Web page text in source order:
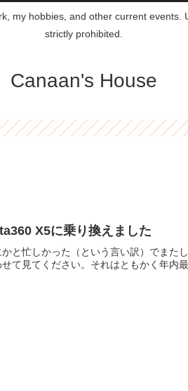
my hobbies, and other current
strictly prohibited.
Canaan's House
X5に乗り換えました
と忙しかった（という言い訳）でまた
て見てください。それはともかく年内